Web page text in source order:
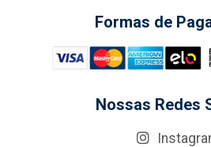
Formas de
Nossas Redes